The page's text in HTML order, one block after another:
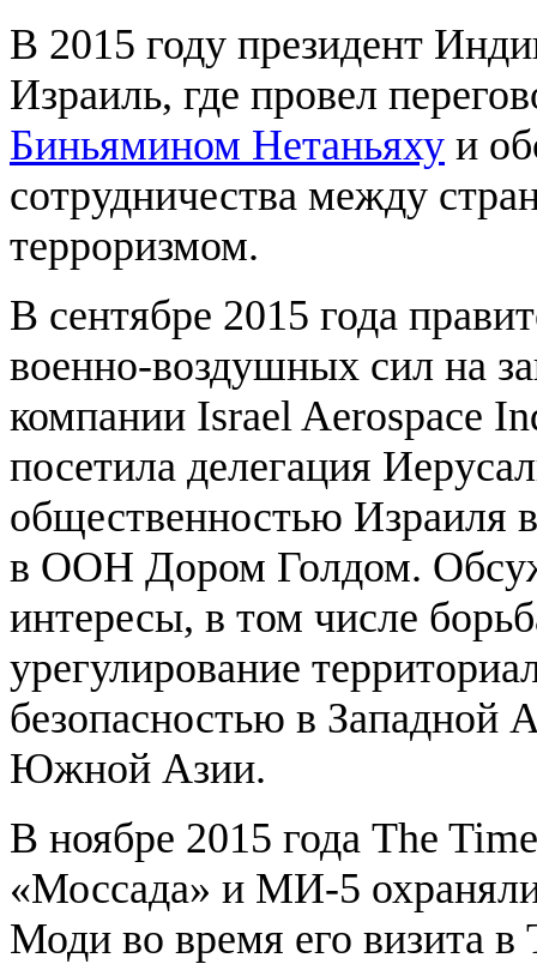
В 2015 году президент
Израиль, где провел
Биньямином Нетаньяху и
сотрудничества между
терроризмом.
В сентябре 2015 года
военно-воздушных сил на
компании Israel Aerospace
посетила делегация
общественностью Израиля
в ООН Дором Голдом.
интересы, в том числе
урегулирование
безопасностью в Западной
Южной Азии.
В ноябре 2015 года The
«Моссада» и МИ-5
Моди во время его визита